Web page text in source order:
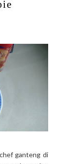
ganteng di